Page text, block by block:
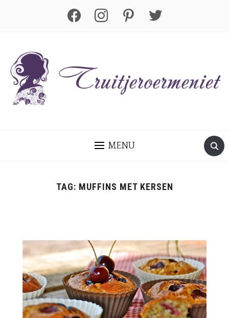
facebook instagram pinterest twitter
MENU
TAG: MUFFINS MET KERSEN